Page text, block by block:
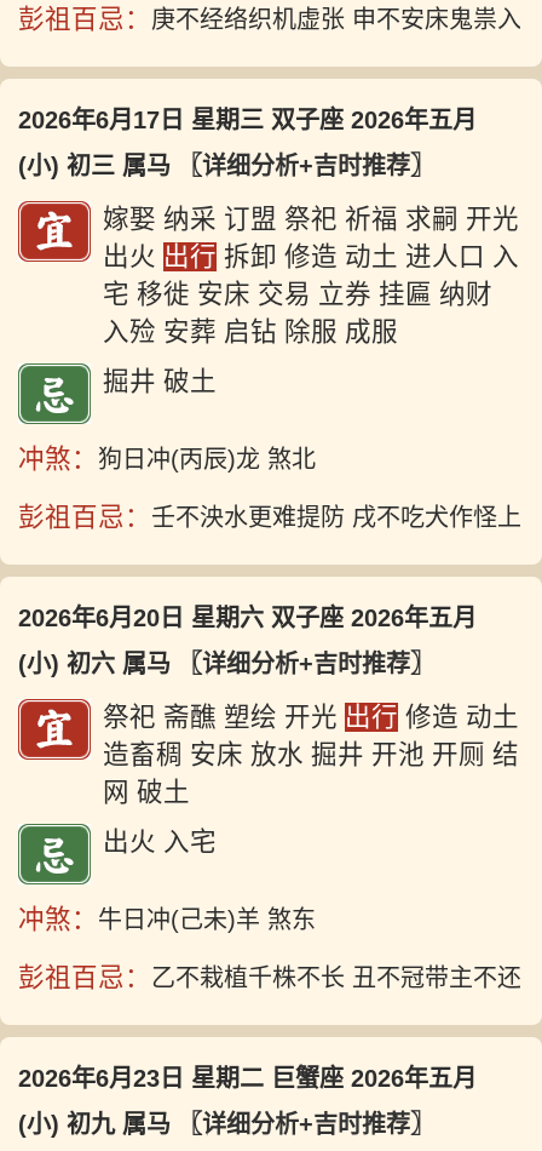
彭祖百忌： 庚不经络织机虚张 申不安床鬼祟入
2026年6月17日 星期三 双子座 2026年五月
(小) 初三 属马
〖详细分析+吉时推荐〗
嫁娶 纳采 订盟 祭祀 祈福 求嗣 开光
出火 出行 拆卸 修造 动土 进人口 入
宅 移徙 安床 交易 立券 挂匾 纳财
入殓 安葬 启钻 除服 成服
掘井 破土
冲煞： 狗日冲(丙辰)龙 煞北
彭祖百忌： 壬不泱水更难提防 戌不吃犬作怪上
2026年6月20日 星期六 双子座 2026年五月
(小) 初六 属马
〖详细分析+吉时推荐〗
祭祀 斋醮 塑绘 开光 出行 修造 动土
造畜稠 安床 放水 掘井 开池 开厕 结
网 破土
出火 入宅
冲煞： 牛日冲(己未)羊 煞东
彭祖百忌： 乙不栽植千株不长 丑不冠带主不还
2026年6月23日 星期二 巨蟹座 2026年五月
(小) 初九 属马
〖详细分析+吉时推荐〗